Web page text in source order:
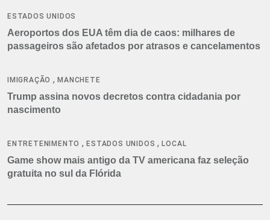
ESTADOS UNIDOS
Aeroportos dos EUA têm dia de caos: milhares de
passageiros são afetados por atrasos e cancelamentos
IMIGRAÇÃO ,MANCHETE
Trump assina novos decretos contra cidadania por
nascimento
ENTRETENIMENTO ,ESTADOS UNIDOS ,LOCAL
Game show mais antigo da TV americana faz seleção
gratuita no sul da Flórida